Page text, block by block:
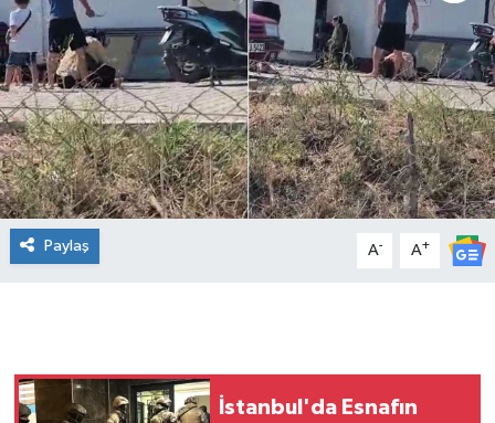
Paylaş A- A+
İstanbul'da Esnafın